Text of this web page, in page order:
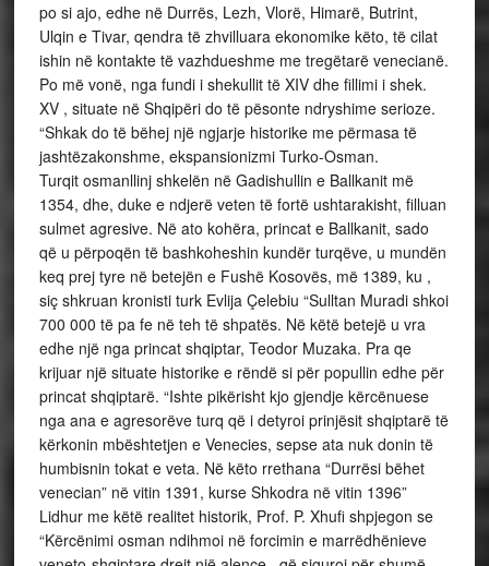
po si ajo, edhe në Durrës, Lezh, Vlorë, Himarë, Butrint,
Ulqin e Tivar, qendra të zhvilluara ekonomike këto, të cilat
ishin në kontakte të vazhdueshme me tregëtarë venecianë.
Po më vonë, nga fundi i shekullit të XIV dhe fillimi i shek.
XV , situate në Shqipëri do të pësonte ndryshime serioze.
“Shkak do të bëhej një ngjarje historike me përmasa të
jashtëzakonshme, ekspansionizmi Turko-Osman.
Turqit osmanllinj shkelën në Gadishullin e Ballkanit më
1354, dhe, duke e ndjerë veten të fortë ushtarakisht, filluan
sulmet agresive. Në ato kohëra, princat e Ballkanit, sado
që u përpoqën të bashkoheshin kundër turqëve, u mundën
keq prej tyre në betejën e Fushë Kosovës, më 1389, ku ,
siç shkruan kronisti turk Evlija Çelebiu “Sulltan Muradi shkoi
700 000 të pa fe në teh të shpatës. Në këtë betejë u vra
edhe një nga princat shqiptar, Teodor Muzaka. Pra qe
krijuar një situate historike e rëndë si për popullin edhe për
princat shqiptarë. “Ishte pikërisht kjo gjendje kërcënuese
nga ana e agresorëve turq që i detyroi prinjësit shqiptarë të
kërkonin mbështetjen e Venecies, sepse ata nuk donin të
humbisnin tokat e veta. Në këto rrethana “Durrësi bëhet
venecian” në vitin 1391, kurse Shkodra në vitin 1396”
Lidhur me këtë realitet historik, Prof. P. Xhufi shpjegon se
“Kërcënimi osman ndihmoi në forcimin e marrëdhënieve